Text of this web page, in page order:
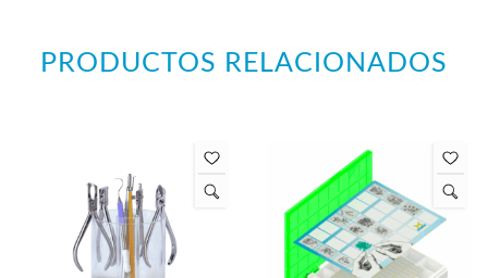
PRODUCTOS RELACIONADOS